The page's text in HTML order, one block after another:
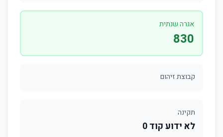
אגרה שנתית
830
קבוצת זיהום
תקינה
לא ידוע קוד 0